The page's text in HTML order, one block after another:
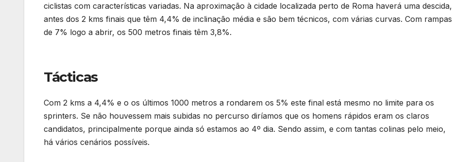
ciclistas com características variadas. Na aproximação à cidade localizada perto de Roma haverá uma descida,
antes dos 2 kms finais que têm 4,4% de inclinação média e são bem técnicos, com várias curvas. Com rampas
de 7% logo a abrir, os 500 metros finais têm 3,8%.
Tácticas
Com 2 kms a 4,4% e o os últimos 1000 metros a rondarem os 5% este final está mesmo no limite para os
sprinters. Se não houvessem mais subidas no percurso diríamos que os homens rápidos eram os claros
candidatos, principalmente porque ainda só estamos ao 4º dia. Sendo assim, e com tantas colinas pelo meio,
há vários cenários possíveis.